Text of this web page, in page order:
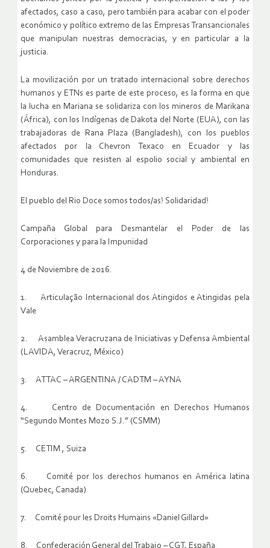
afectados, caso a caso, pero también para acabar con el poder
económico y político extremo de las Empresas Transancionales
que manipulan nuestras democracias, y en particular a la
justicia.
La movilización por un tratado internacional sobre derechos
humanos y ETNs es parte de este proceso, es la forma en que
la lucha en Mariana se solidariza con los mineros de Marikana
(África), con los Indígenas de Dakota del Norte (EUA), con las
trabajadoras de Rana Plaza (Bangladesh), con los pueblos
afectados por la Chevron Texaco en Ecuador y las
comunidades que resisten al espolio social y ambiental en
Honduras.
El pueblo del Rio Doce somos todos/as! Solidaridad!
Campaña Global para Desmantelar el Poder de las
Corporaciones y para la Impunidad
4 de Noviembre de 2016.
1. Articulação Internacional dos Atingidos e Atingidas pela
Vale
2. Asamblea Veracruzana de Iniciativas y Defensa Ambiental
(LAVIDA, Veracruz, México)
3. ATTAC – ARGENTINA / CADTM – AYNA
4. Centro de Documentación en Derechos Humanos
“Segundo Montes Mozo S.J.” (CSMM)
5. CETIM , Suiza
6. Comité por los derechos humanos en América latina
(Quebec, Canada)
7. Comité pour les Droits Humains «Daniel Gillard»
8. Confederación General del Trabajo – CGT, España